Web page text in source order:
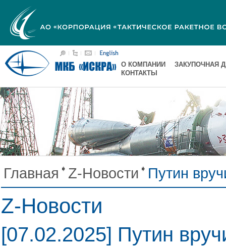
О КОМПАНИИ
ЗАКУПОЧНАЯ
КОНТАКТЫ
Главная Z-Новости Путин
Z-Новости
[07.02.2025] Путин